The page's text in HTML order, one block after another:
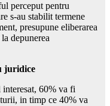
perceput pentru
s-au stabilit termene
presupune eliberarea
depunerea
juridice
60% va fi
in timp ce 40% va